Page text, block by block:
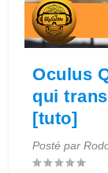
Oculus
qui
[tuto]
Posté par